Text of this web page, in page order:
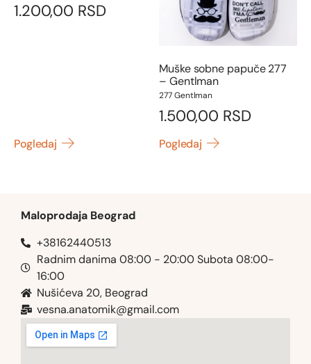
1.200,00 RSD
Pogledaj
Muške sobne papuče 277
– Gentlman
277 Gentlman
1.500,00 RSD
Pogledaj
Maloprodaja Beograd
+38162440513
Radnim danima 08:00 - 20:00 Subota 08:00-
16:00
Nušićeva 20, Beograd
vesna.anatomik@gmail.com​